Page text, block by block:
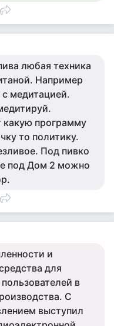
любая техника
Например
медитацией.
какую программу
то политику.
Под пивко
под Дом 2 можно
и
для
в
С
выступил